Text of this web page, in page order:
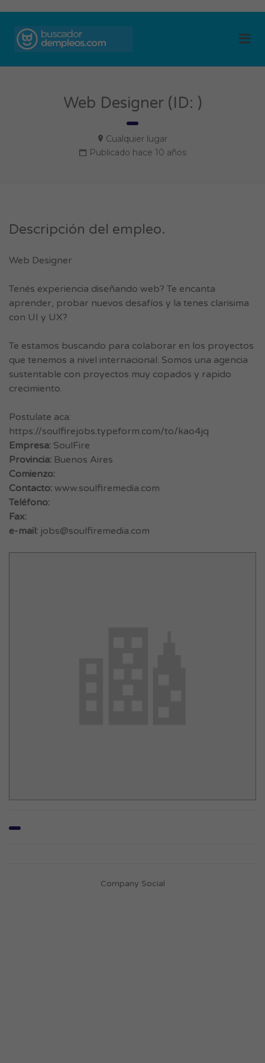
Web Designer (ID: )
Cualquier lugar
Publicado hace 10 años
Descripción del empleo.
Web Designer
Tenés experiencia diseñando web? Te encanta
aprender, probar nuevos desafíos y la tenes clarisima
con UI y UX?
Te estamos buscando para colaborar en los proyectos
que tenemos a nivel internacional. Somos una agencia
sustentable con proyectos muy copados y rapido
crecimiento.
Postulate aca:
https://soulfirejobs.typeform.com/to/kao4jq
Empresa: SoulFire
Provincia: Buenos Aires
Comienzo:
Contacto: www.soulfiremedia.com
Teléfono:
Fax:
e-mail: jobs@soulfiremedia.com
Company Social